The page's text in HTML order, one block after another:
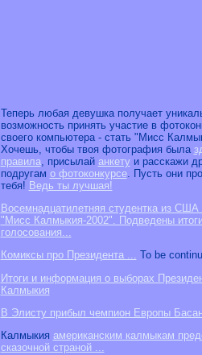
Теперь любая девушка получает
возможность принять участие в
своего компьютера - стать "Мисс
Хочешь, чтобы твоя фотография была
правила , присылай анкету и расскажи
подругам о фотоконкурсе. Пусть они
тебя! Ведь ты лучшая!
Восемнадцатилетняя студентка из США
"Мисс Калмыкия-2002". Подведены
голосования...
Комиксы про Президента ... To be
Итоги и информация о выборах
Калмыкия
В Элисту прибыл чемпион Европы
Калмыкия американским калмыкам
сказочной страной ...